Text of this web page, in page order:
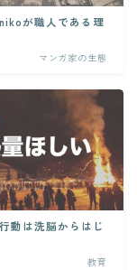
が職人である理
マンガ家の生態
動は洗脳からはじ
教育